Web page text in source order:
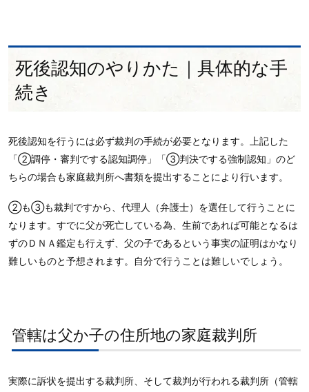
死後認知のやりかた｜具体的な手
続き
死後認知を行うには必ず裁判の手続が必要となります。上記した
「②調停・審判でする認知調停」「③判決でする強制認知」のど
ちらの場合も家庭裁判所へ書類を提出することにより行います。
②も③も裁判ですから、代理人（弁護士）を選任して行うことに
なります。すでに父が死亡している為、生前であれば可能となるは
ずのＤＮＡ鑑定も行えず、父の子であるという事実の証明はかなり
難しいものと予想されます。自分で行うことは難しいでしょう。
管轄は父か子の住所地の家庭裁判所
実際に訴状を提出する裁判所、そして裁判が行われる裁判所（管轄